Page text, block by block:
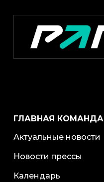
ГЛАВНАЯ КОМАНДА
Актуальные новости
Новости прессы
Календарь